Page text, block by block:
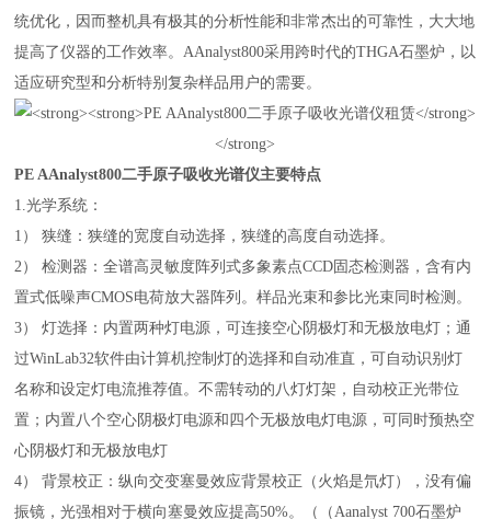
统优化，因而整机具有极其的分析性能和非常杰出的可靠性，大大地
提高了仪器的工作效率。AAnalyst800采用跨时代的THGA石墨炉，以
适应研究型和分析特别复杂样品用户的需要。
PE AAnalyst800二手原子吸收光谱仪主要特点
1.光学系统：
1） 狭缝：狭缝的宽度自动选择，狭缝的高度自动选择。
2） 检测器：全谱高灵敏度阵列式多象素点CCD固态检测器，含有内
置式低噪声CMOS电荷放大器阵列。样品光束和参比光束同时检测。
3） 灯选择：内置两种灯电源，可连接空心阴极灯和无极放电灯；通
过WinLab32软件由计算机控制灯的选择和自动准直，可自动识别灯
名称和设定灯电流推荐值。不需转动的八灯灯架，自动校正光带位
置；内置八个空心阴极灯电源和四个无极放电灯电源，可同时预热空
心阴极灯和无极放电灯
4） 背景校正：纵向交变塞曼效应背景校正（火焰是氘灯），没有偏
振镜，光强相对于横向塞曼效应提高50%。（（Aanalyst 700石墨炉